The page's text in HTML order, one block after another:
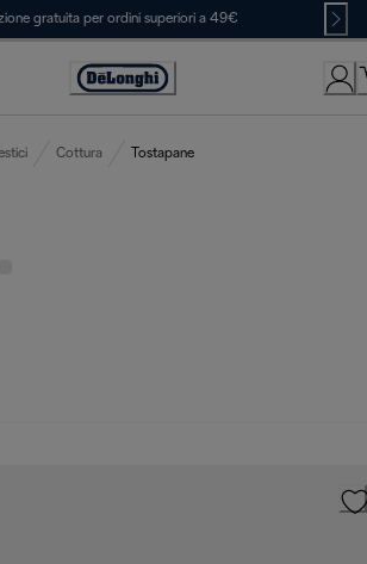
gratuita per ordini superiori a 49€
Accessibility
Cottura Tostapane